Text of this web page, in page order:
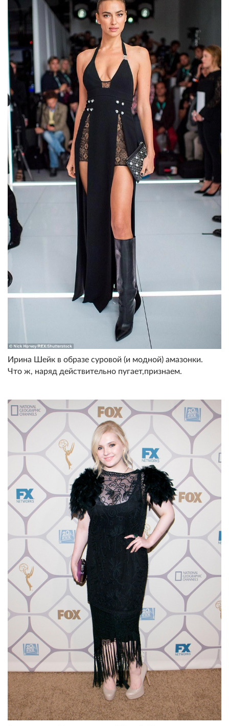
Ирина Шейк в образе суровой (и модной) амазонки.
Что ж, наряд действительно пугает,признаем.